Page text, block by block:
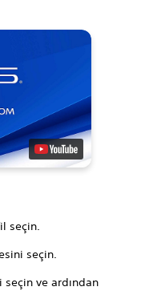
seçin.
seçin.
ve ardından